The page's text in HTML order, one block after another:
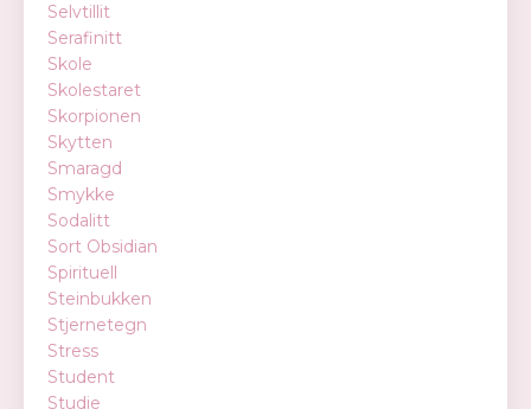
Selvtillit
Serafinitt
Skole
Skolestaret
Skorpionen
Skytten
Smaragd
Smykke
Sodalitt
Sort Obsidian
Spirituell
Steinbukken
Stjernetegn
Stress
Student
Studie